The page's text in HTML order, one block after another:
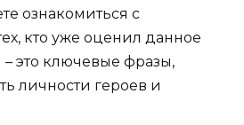
ознакомиться с
кто уже оценил данное
это ключевые фразы,
личности героев и